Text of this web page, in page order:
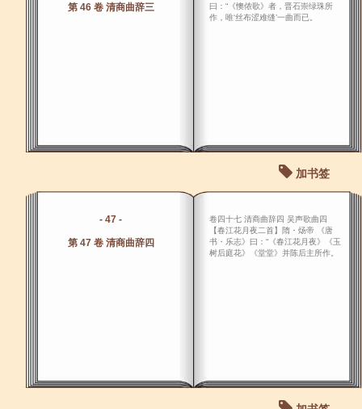
第 46 卷 清商曲辞三
曰：“《懊侬歌》者，晋石崇绿珠所
作，唯‘丝布涩难缝’一曲而已。
加书签
- 47 -
第 47 卷 清商曲辞四
卷四十七 清商曲辞四 吴声歌曲四
【春江花月夜二首】隋・炀帝 《唐
书・乐志》曰：“《春江花月夜》《玉
树后庭花》《堂堂》并陈后主所作。